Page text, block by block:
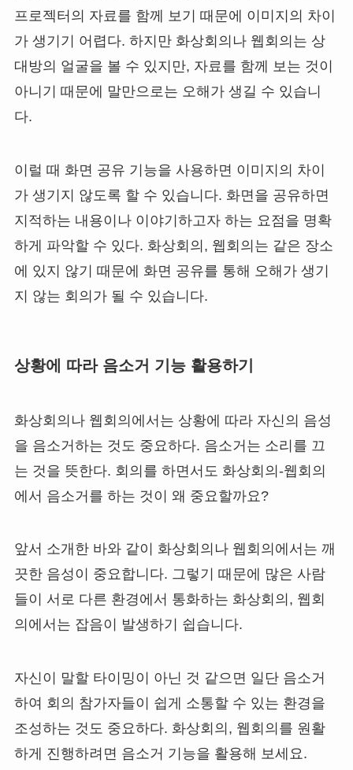
프로젝터의 자료를 함께 보기 때문에 이미지의 차이
가 생기기 어렵다. 하지만 화상회의나 웹회의는 상
대방의 얼굴을 볼 수 있지만, 자료를 함께 보는 것이
아니기 때문에 말만으로는 오해가 생길 수 있습니
다.
이럴 때 화면 공유 기능을 사용하면 이미지의 차이
가 생기지 않도록 할 수 있습니다. 화면을 공유하면
지적하는 내용이나 이야기하고자 하는 요점을 명확
하게 파악할 수 있다. 화상회의, 웹회의는 같은 장소
에 있지 않기 때문에 화면 공유를 통해 오해가 생기
지 않는 회의가 될 수 있습니다.
상황에 따라 음소거 기능 활용하기
화상회의나 웹회의에서는 상황에 따라 자신의 음성
을 음소거하는 것도 중요하다. 음소거는 소리를 끄
는 것을 뜻한다. 회의를 하면서도 화상회의-웹회의
에서 음소거를 하는 것이 왜 중요할까요?
앞서 소개한 바와 같이 화상회의나 웹회의에서는 깨
끗한 음성이 중요합니다. 그렇기 때문에 많은 사람
들이 서로 다른 환경에서 통화하는 화상회의, 웹회
의에서는 잡음이 발생하기 쉽습니다.
자신이 말할 타이밍이 아닌 것 같으면 일단 음소거
하여 회의 참가자들이 쉽게 소통할 수 있는 환경을
조성하는 것도 중요하다. 화상회의, 웹회의를 원활
하게 진행하려면 음소거 기능을 활용해 보세요.